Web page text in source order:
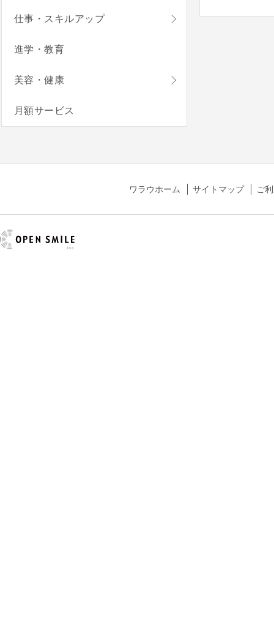
仕事・スキルアップ
進学・教育
美容・健康
月額サービス
ワラウホーム サイトマップ ご